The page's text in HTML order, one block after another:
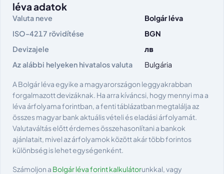
léva adatok
Valuta neve
Bolgár léva
ISO-4217 rövidítése
BGN
Devizajele
лв
Az alábbi helyeken hivatalos valuta
Bulgária
A Bolgár léva egyike a magyarországon leggyakrabban
forgalmazott devizáknak. Ha arra kíváncsi, hogy mennyi ma a
léva árfolyama forintban, a fenti táblázatban megtalálja az
összes magyar bank aktuális vételi és eladási árfolyamát.
Valutaváltás előtt érdemes összehasonlítani a bankok
ajánlatait, mivel az árfolyamok között akár több forintos
különbség is lehet egységenként.
Számoljon a Bolgár léva forint kalkulátorunkkal, vagy